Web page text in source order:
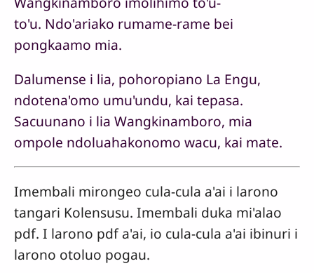
to'u. Ndo'ariako rumame-rame bei
pongkaamo mia.
Dalumense i lia, pohoropiano La Engu,
ndotena'omo umu'undu, kai tepasa.
Sacuunano i lia Wangkinamboro, mia
ompole ndoluahakonomo wacu, kai mate.
Imembali mirongeo cula-cula a'ai i larono
tangari Kolensusu. Imembali duka mi'alao
pdf. I larono pdf a'ai, io cula-cula a'ai ibinuri i
larono otoluo pogau.